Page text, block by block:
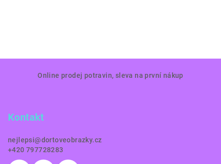
Online prodej potravin, sleva na první nákup
Kontakt
nejlepsi@dortoveobrazky.cz
+420 797728283